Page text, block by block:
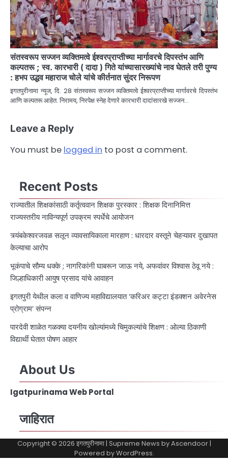
संतस्वरूप सज्जन व्यक्तिमत्वे ईश्वरप्राप्तीच्या मार्गावरचे दिपस्तंभ आणि
कल्पतरू ; स्व. कारभारी ( दादा ) गिते यांच्यासारख्यांचे नाव घेतले तरी पुण्य
: हभप उद्धव महाराज चोले यांचे कीर्तनात सुंदर निरूपण
इगतपुरीनामा न्यूज, दि. 28 संतस्वरूप सज्जन व्यक्तिमत्वे ईश्वरप्राप्तीच्या मार्गावरचे दिपस्तंभ
आणि कल्पतरू आहेत. निरामय, निरपेक्ष स्नेह देणारे कारभारी दादांसारखे सज्जन…
Leave a Reply
You must be logged in to post a comment.
Recent Posts
राज्यातील शिक्षकांसाठी कर्तृत्ववान शिक्षक पुरस्कार : शिक्षक दिनानिमित्त
राज्यस्तरीय नाविन्यपूर्ण उपक्रम स्पर्धेचे आयोजन
त्र्यंबकेश्वरजवळ सलून व्यावसायिकाला मारहाण : धारदार वस्तूने चेहऱ्यावर दुखापत
केल्याचा आरोप
भूकंपाचे सौम्य धक्के ; नागरिकांनी घाबरून जाऊ नये, अफवांवर विश्वास ठेवू नये :
जिल्हाधिकारी आयुष प्रसाद यांचे आवाहन
इगतपुरी येथील कला व वाणिज्य महाविद्यालयात ‘करिअर कट्टा इंडक्शन अवेरनेस
प्रोग्राम’ संपन्न
पारदेवी शाळेत गळक्या दयनीय खोल्यांमध्ये चिमुकल्यांचे शिक्षण : ओल्या ठिकाणी
विद्यार्थी घेतात पोषण आहार
About Us
Igatpurinama Web Portal
जाहिरात
Copyright © 2026 इगतपुरीनामा| Supreme News byAscendoor|
Powered byWordPress.